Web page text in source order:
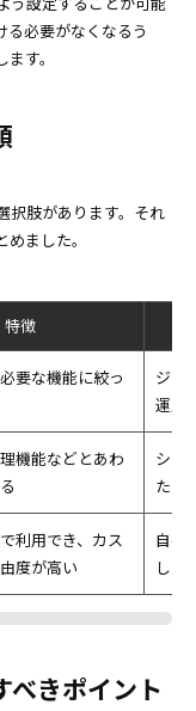
る必要がなくなるう
す。
択肢があります。それ
ました。
特徴
要な機能に絞っ
ジョ
運用
機能などとあわ
シス
たい
利用でき、カス
度が高い
自社
した
べきポイント